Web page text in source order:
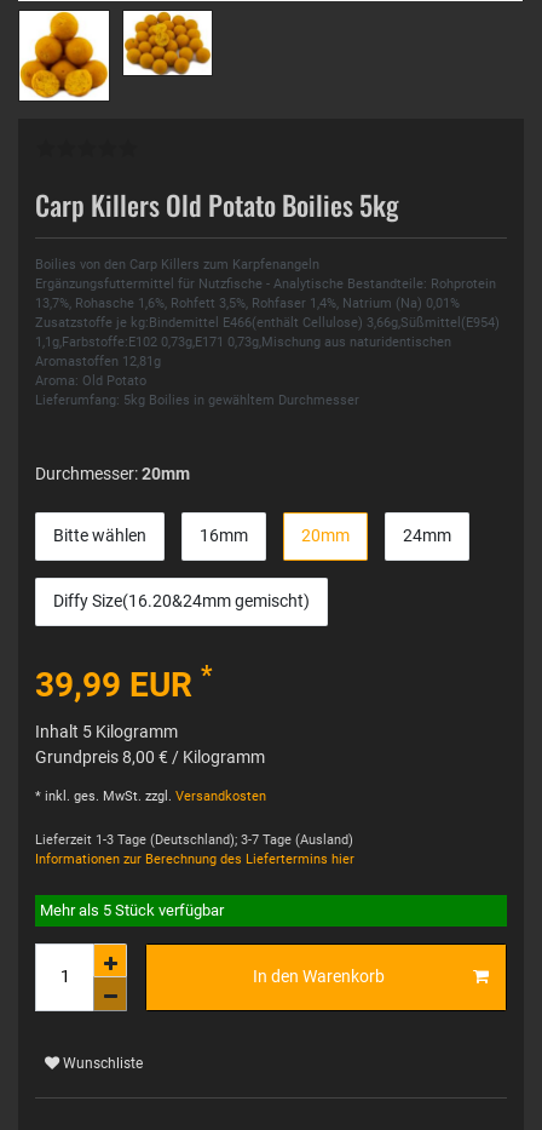
Carp Killers Old Potato Boilies 5kg
Boilies von den Carp Killers zum Karpfenangeln
Ergänzungsfuttermittel für Nutzfische - Analytische Bestandteile: Rohprotein
13,7%, Rohasche 1,6%, Rohfett 3,5%, Rohfaser 1,4%, Natrium (Na) 0,01%
Zusatzstoffe je kg:Bindemittel E466(enthält Cellulose) 3,66g,Süßmittel(E954)
1,1g,Farbstoffe:E102 0,73g,E171 0,73g,Mischung aus naturidentischen
Aromastoffen 12,81g
Aroma: Old Potato
Lieferumfang: 5kg Boilies in gewähltem Durchmesser
Durchmesser:20mm
Bitte wählen 16mm 20mm 24mm
Diffy Size(16.20&24mm gemischt)
39,99 EUR *
Inhalt 5 Kilogramm
Grundpreis8,00 € / Kilogramm
* inkl. ges. MwSt. zzgl. Versandkosten
Lieferzeit 1-3 Tage (Deutschland); 3-7 Tage (Ausland)
Informationen zur Berechnung des Liefertermins hier
Mehr als 5 Stück verfügbar
In den Warenkorb
Wunschliste